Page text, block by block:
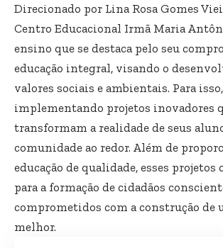
Direcionado por Lina Rosa Gomes
Centro Educacional Irmã Maria
ensino que se destaca pelo seu
educação integral, visando o
valores sociais e ambientais. Para
implementando projetos inovadores
transformam a realidade de seus
comunidade ao redor. Além de
educação de qualidade, esses
para a formação de cidadãos
comprometidos com a construção de
melhor.